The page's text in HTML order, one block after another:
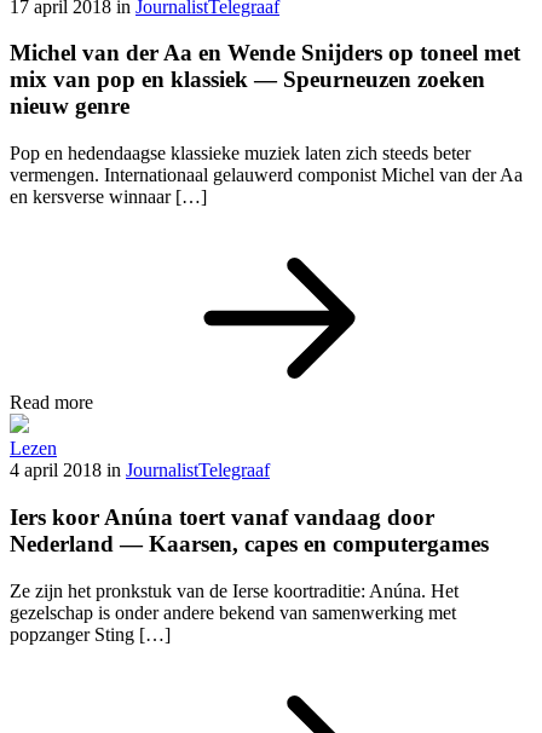
17 april 2018 in JournalistTelegraaf
Michel van der Aa en Wende Snijders op toneel met
mix van pop en klassiek — Speurneuzen zoeken
nieuw genre
Pop en hedendaagse klassieke muziek laten zich steeds beter
vermengen. Internationaal gelauwerd componist Michel van der Aa
en kersverse winnaar […]
Read more
Lezen
4 april 2018 in JournalistTelegraaf
Iers koor Anúna toert vanaf vandaag door
Nederland — Kaarsen, capes en computergames
Ze zijn het pronkstuk van de Ierse koortraditie: Anúna. Het
gezelschap is onder andere bekend van samenwerking met
popzanger Sting […]